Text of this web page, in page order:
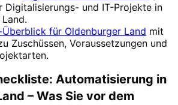
Digitalisierungs- und IT-Projekte in
.
für Oldenburger Land mit
Zuschüssen, Voraussetzungen und
Automatisierung in
– Was Sie vor dem